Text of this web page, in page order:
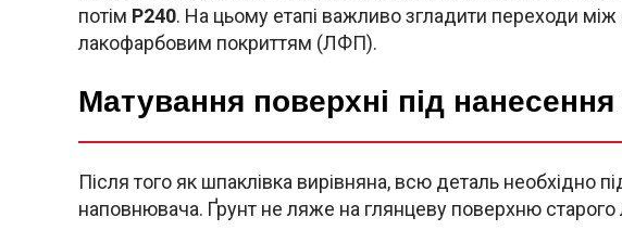
потім P240. На цьому етапі важливо згладити переходи
лакофарбовим покриттям (ЛФП).
Матування поверхні під нанесення
Після того як шпаклівка вирівняна, всю деталь необхідно
наповнювача. Ґрунт не ляже на глянцеву поверхню старого